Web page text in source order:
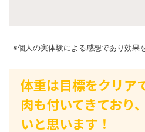
※個人の実体験による感想であり効果
体重は目標をクリア
肉も付いてきており
いと思います！